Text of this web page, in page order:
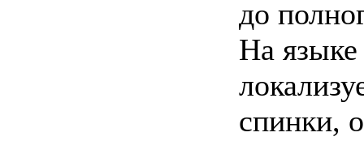
до
На
спинки,